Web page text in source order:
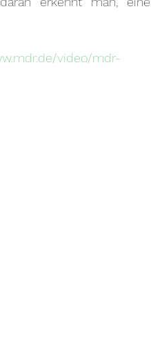
video/mdr-